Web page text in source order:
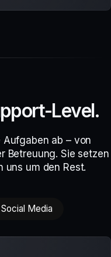
pport-Level.
Aufgaben ab – von
Betreuung. Sie setzen
uns um den Rest.
Media